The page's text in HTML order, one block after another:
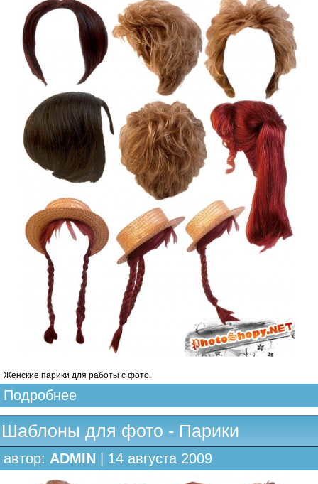
Женские парики для работы с фото.
Подробнее
Шаблоны для фото - Парики
автор: ADMIN | 14 августа 2009